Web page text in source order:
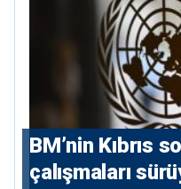
BM’nin Kıbrıs
çalışmaları